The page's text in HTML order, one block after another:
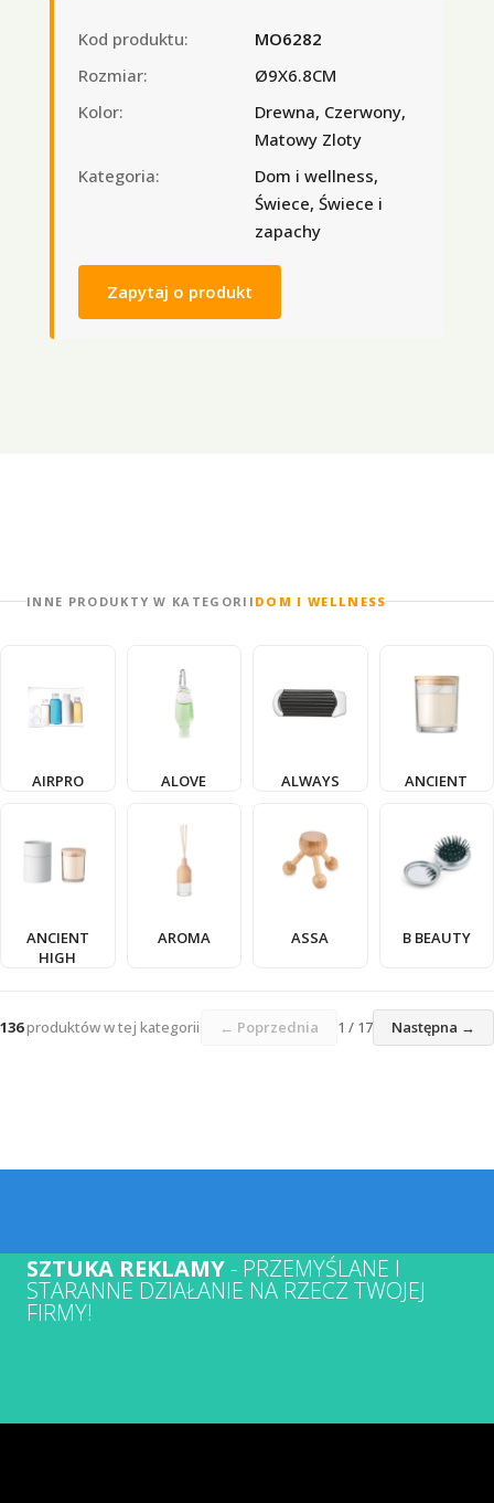
Kod produktu:
MO6282
Rozmiar:
Ø9X6.8CM
Kolor:
Drewna, Czerwony,
Matowy Zloty
Kategoria:
Dom i wellness,
Świece, Świece i
zapachy
Zapytaj o produkt
INNE PRODUKTY W KATEGORII DOM I WELLNESS
AIRPRO ALOVE ALWAYS ANCIENT
ANCIENT
HIGH
AROMA ASSA B BEAUTY
136produktów w tej kategorii ← Poprzednia 1 / 17 Następna →
SZTUKA REKLAMY- PRZEMYŚLANE I
STARANNE DZIAŁANIE NA RZECZ TWOJEJ
FIRMY!